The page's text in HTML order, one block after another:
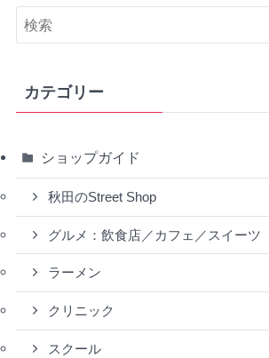
カテゴリー
ショップガイド
秋田のStreet Shop
グルメ：飲食店／カフェ／スイーツ
ラーメン
クリニック
スクール